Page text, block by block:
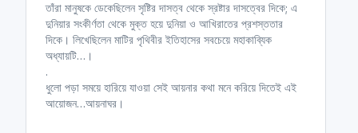
তাঁরা মানুষকে ডেকেছিলেন সৃষ্টির দাসত্ব থেকে স্রষ্টার দাসত্বের দিকে; এ
দুনিয়ার সংকীর্ণতা থেকে মুক্ত হয়ে দুনিয়া ও আখিরাতের প্রশস্ততার
দিকে। লিখেছিলেন মাটির পৃথিবীর ইতিহাসের সবচেয়ে মহাকাব্যিক
অধ্যায়টি…।
.
ধুলো পড়া সময়ে হারিয়ে যাওয়া সেই আয়নার কথা মনে করিয়ে দিতেই এই
আয়োজন…আয়নাঘর।